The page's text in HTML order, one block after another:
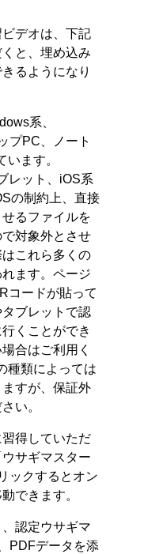
デオは、下記
と、埋め込み
るようになり
系、
プPC、ノート
ます。
レット、iOS系
の制約上、直接
るファイルを
対象外とさせ
これら多くの
ます。ページ
コードが貼って
ブレットで認
くことができ
合はご利用く
種類によっては
すが、保証外
い。
得していただ
サギマスター
ックするとオン
できます。
認定ウサギマ
PDFデータを添